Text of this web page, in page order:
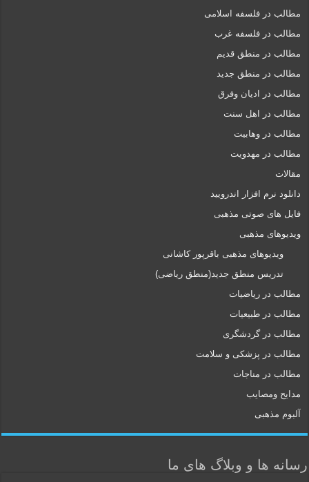
مطالب در فلسفه اسلامی
مطالب در فلسفه غرب
مطالب در منطق قدیم
مطالب در منطق جدید
مطالب در ادیان وفرق
مطالب در اهل سنت
مطالب در وهابیت
مطالب در مهدویت
مقالات
دانلود نرم افزار اندرویید
فایل های صوتی مذهبی
ویدیوهای مذهبی
ویدیوهای مذهبی باقرپور کاشانی
تدریس منطق جدید(منطق ریاضی)
مطالب در ریاضیات
مطالب در طبیعیات
مطالب در گردشگری
مطالب در پزشکی و سلامت
مطالب در مناجات
مدایح ومصایب
آلبوم مذهبی
رسانه ها و وبلاگ های ما